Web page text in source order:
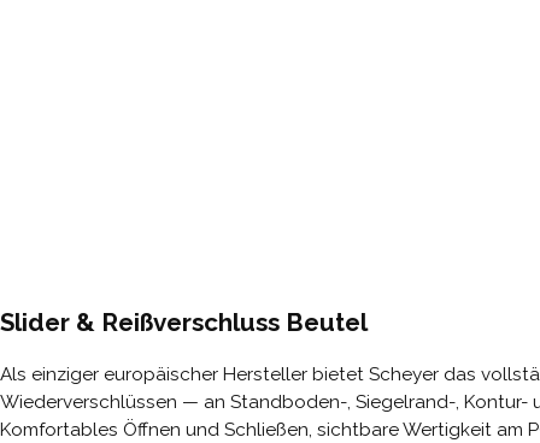
Slider & Reißverschluss Beutel
Als einziger europäischer Hersteller bietet Scheyer das
Wiederverschlüssen — an Standboden-, Siegelrand-, Kontur-
Komfortables Öffnen und Schließen, sichtbare Wertigkeit am